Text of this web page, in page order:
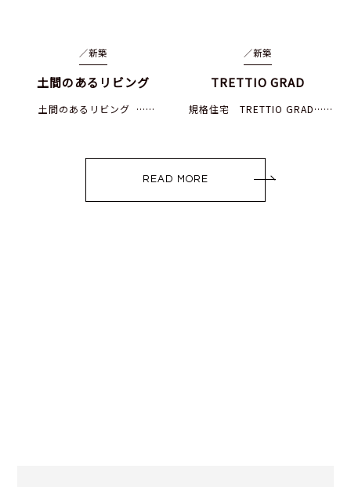
／新築
土間のあるリビング
土間のあるリビング ……
／新築
TRETTIO GRAD
規格住宅 TRETTIO GRAD……
READ MORE